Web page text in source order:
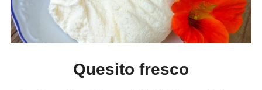
Quesito fresco